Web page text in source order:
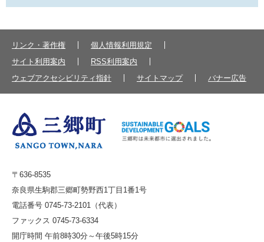
リンク・著作権
個人情報利用規定
サイト利用案内
RSS利用案内
ウェブアクセシビリティ指針
サイトマップ バナー広告
〒636-8535
奈良県生駒郡三郷町勢野西1丁目1番1号
電話番号 0745-73-2101（代表）
ファックス 0745-73-6334
開庁時間 午前8時30分～午後5時15分